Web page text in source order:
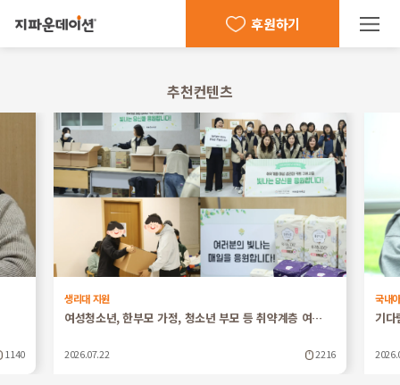
후원하기
추천컨텐츠
1140
생리대 지원
여성청소년, 한부모 가정, 청소년 부모 등 취약계층 여…
2026.07.22 2216
국내
기다